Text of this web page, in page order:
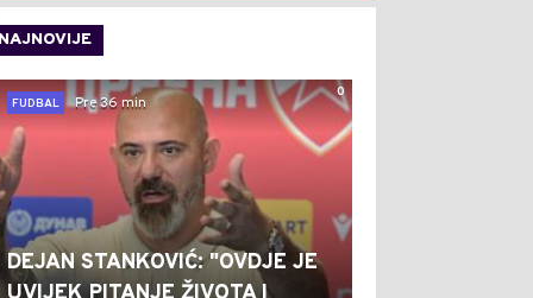
NAJNOVIJE
0
FUDBAL
Pre 36 min
DEJAN STANKOVIĆ: "OVDJE JE